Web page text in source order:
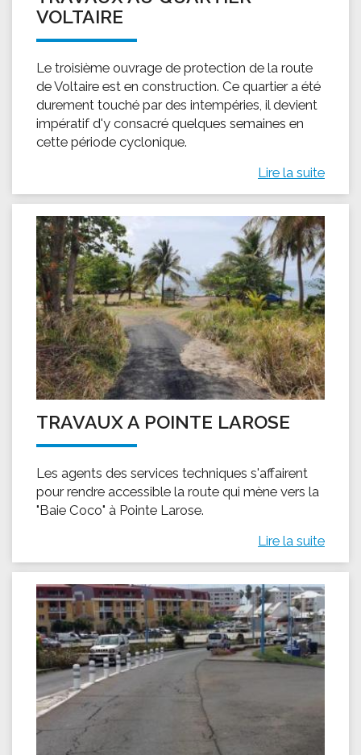
VOLTAIRE
Le troisième ouvrage de protection de la route
de Voltaire est en construction. Ce quartier a été
durement touché par des intempéries, il devient
impératif d'y consacré quelques semaines en
cette période cyclonique.
Lire la suite
TRAVAUX A POINTE LAROSE
Les agents des services techniques s'affairent
pour rendre accessible la route qui mène vers la
"Baie Coco" à Pointe Larose.
Lire la suite